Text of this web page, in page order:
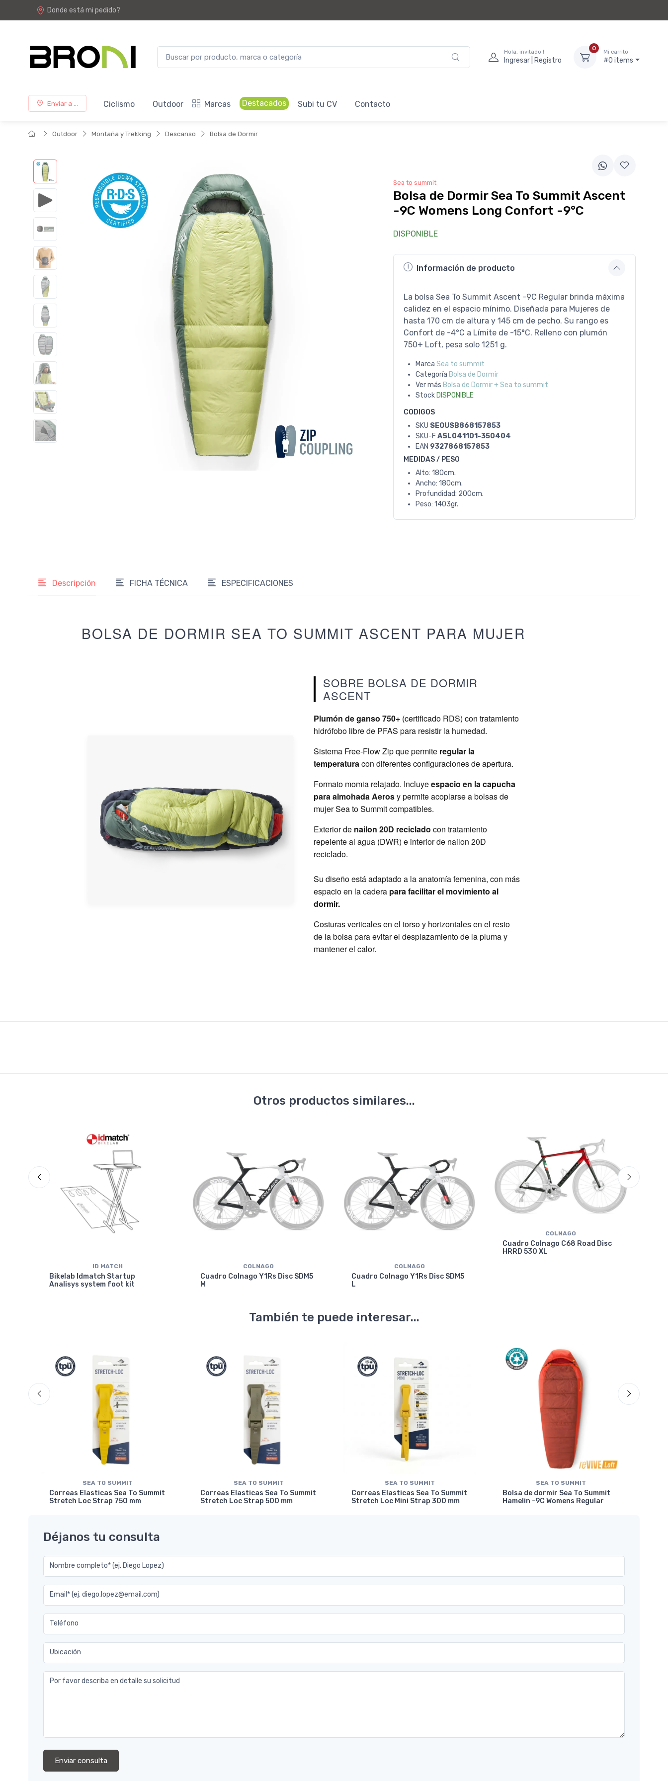
Donde está mi pedido?
Hola, invitado !
Ingresar | Registro
0
Mi carrito
#0 items
Enviar a ... Ciclismo Outdoor Marcas Destacados Subi tu CV Contacto
Outdoor Montaña y Trekking Descanso Bolsa de Dormir
Sea to summit
Bolsa de Dormir Sea To Summit Ascent
-9C Womens Long Confort -9°C
DISPONIBLE
Información de producto
La bolsa Sea To Summit Ascent -9C Regular brinda máxima
calidez en el espacio mínimo. Diseñada para Mujeres de
hasta 170 cm de altura y 145 cm de pecho. Su rango es
Confort de -4°C a Límite de -15°C. Relleno con plumón
750+ Loft, pesa solo 1251 g.
Marca Sea to summit
Categoría Bolsa de Dormir
Ver más Bolsa de Dormir + Sea to summit
Stock DISPONIBLE
CODIGOS
SKU SEOUSB868157853
SKU-F ASL041101-350404
EAN 9327868157853
MEDIDAS / PESO
Alto: 180cm.
Ancho: 180cm.
Profundidad: 200cm.
Peso: 1403gr.
Descripción FICHA TÉCNICA ESPECIFICACIONES
BOLSA DE DORMIR SEA TO SUMMIT ASCENT PARA MUJER
SOBRE BOLSA DE DORMIR
ASCENT
Plumón de ganso 750+ (certificado RDS) con tratamiento
hidrófobo libre de PFAS para resistir la humedad.
Sistema Free-Flow Zip que permite regular la
temperaturacon diferentes configuraciones de apertura.
Formato momia relajado. Incluyeespacio en la capucha
para almohada Aerosy permite acoplarse a bolsas de
mujer Sea to Summit compatibles.
Exterior de nailon 20D reciclado con tratamiento
repelente al agua (DWR) e interior de nailon 20D
reciclado.
Su diseño está adaptado a la anatomía femenina, con más
espacio en la cadera para facilitar el movimiento al
dormir.
Costuras verticales en el torso y horizontales en el resto
de la bolsa para evitar el desplazamiento de la pluma y
mantener el calor.
Otros productos similares...
ID MATCH
Bikelab Idmatch Startup
Analisys system foot kit
COLNAGO
Cuadro Colnago Y1Rs Disc SDM5
M
COLNAGO
Cuadro Colnago Y1Rs Disc SDM5
L
COLNAGO
Cuadro Colnago C68 Road Disc
HRRD 530 XL
También te puede interesar...
SEA TO SUMMIT
Correas Elasticas Sea To Summit
Stretch Loc Strap 750 mm
SEA TO SUMMIT
Correas Elasticas Sea To Summit
Stretch Loc Strap 500 mm
SEA TO SUMMIT
Correas Elasticas Sea To Summit
Stretch Loc Mini Strap 300 mm
SEA TO SUMMIT
Bolsa de dormir Sea To Summit
Hamelin -9C Womens Regular
Déjanos tu consulta
Nombre completo* (ej. Diego Lopez)
Email* (ej. diego.lopez@email.com)
Teléfono
Ubicación
Por favor describa en detalle su solicitud
Enviar consulta